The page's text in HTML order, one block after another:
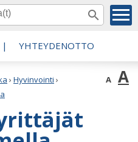
| YHTEYDENOTTO
› Hyvinvointi ›
A A